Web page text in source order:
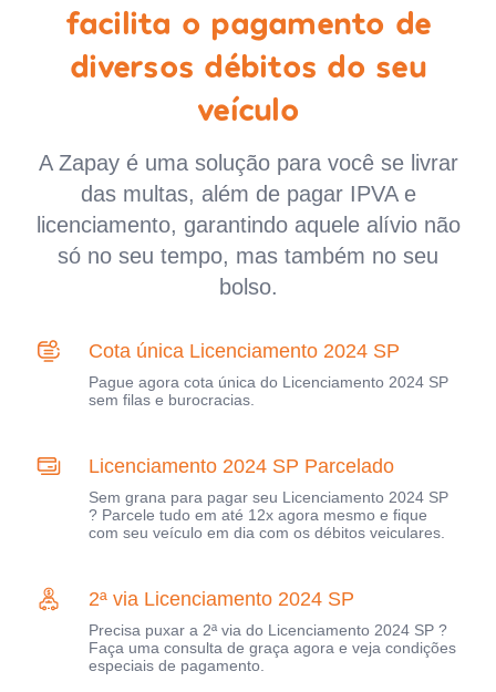
facilita o pagamento de
diversos débitos do seu
veículo
A Zapay é uma solução para você se livrar
das multas, além de pagar IPVA e
licenciamento, garantindo aquele alívio não
só no seu tempo, mas também no seu
bolso.
Cota única Licenciamento 2024 SP
Pague agora cota única do Licenciamento 2024 SP
sem filas e burocracias.
Licenciamento 2024 SP Parcelado
Sem grana para pagar seu Licenciamento 2024 SP
? Parcele tudo em até 12x agora mesmo e fique
com seu veículo em dia com os débitos veiculares.
2ª via Licenciamento 2024 SP
Precisa puxar a 2ª via do Licenciamento 2024 SP ?
Faça uma consulta de graça agora e veja condições
especiais de pagamento.